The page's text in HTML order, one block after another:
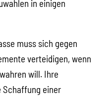
in einigen
muss sich gegen
verteidigen, wenn
will. Ihre
Schaffung einer